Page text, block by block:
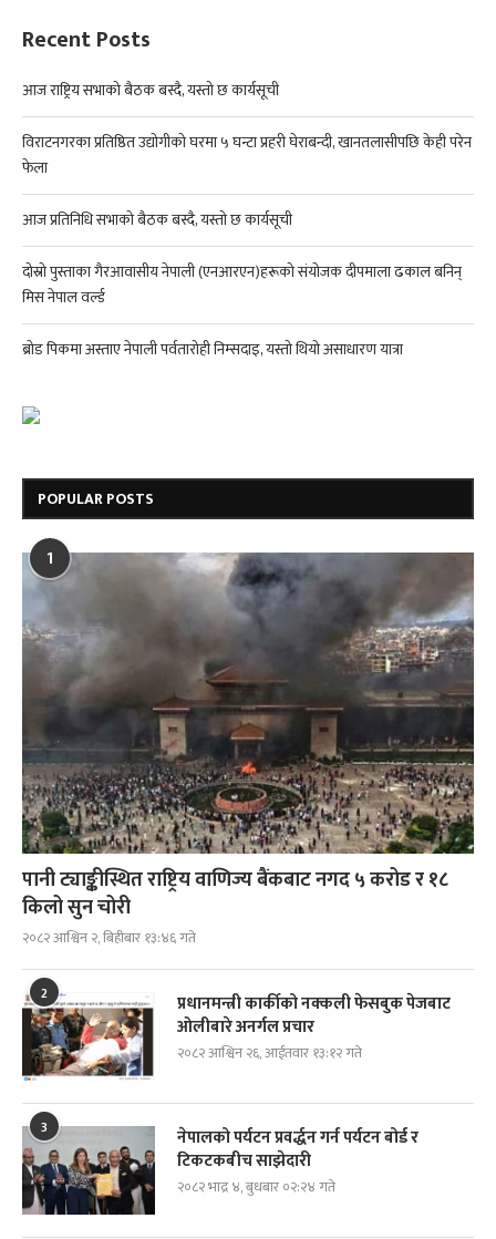
Recent Posts
आज राष्ट्रिय सभाको बैठक बस्दै, यस्तो छ कार्यसूची
विराटनगरका प्रतिष्ठित उद्योगीको घरमा ५ घन्टा प्रहरी घेराबन्दी, खानतलासीपछि केही परेन
फेला
आज प्रतिनिधि सभाको बैठक बस्दै, यस्तो छ कार्यसूची
दोस्रो पुस्ताका गैरआवासीय नेपाली (एनआरएन)हरूको संयोजक दीपमाला ढकाल बनिन्
मिस नेपाल वर्ल्ड
ब्रोड पिकमा अस्ताए नेपाली पर्वतारोही निम्सदाइ, यस्तो थियो असाधारण यात्रा
POPULAR POSTS
1
पानी ट्याङ्कीस्थित राष्ट्रिय वाणिज्य बैंकबाट नगद ५ करोड र १८
किलो सुन चोरी
२०८२ आश्विन २, बिहीबार १३:४६ गते
2
प्रधानमन्त्री कार्कीको नक्कली फेसबुक पेजबाट
ओलीबारे अनर्गल प्रचार
२०८२ आश्विन २६, आईतवार १३:१२ गते
3
नेपालको पर्यटन प्रवर्द्धन गर्न पर्यटन बोर्ड र
टिकटकबीच साझेदारी
२०८२ भाद्र ४, बुधबार ०२:२४ गते